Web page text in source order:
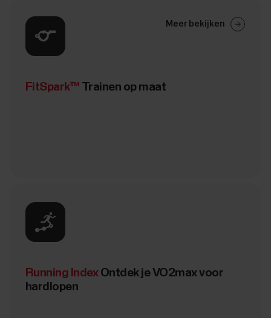
FitSpark™ Trainen op maat
Meer bekijken
Running IndexOntdek je VO2max voor
hardlopen